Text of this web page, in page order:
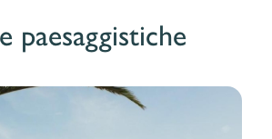
paesaggistiche